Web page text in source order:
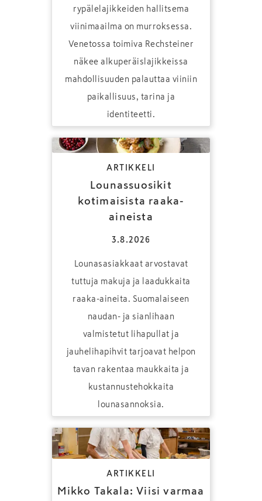
rypälelajikkeiden hallitsema
viinimaailma on murroksessa.
Venetossa toimiva Rechsteiner
näkee alkuperäislajikkeissa
mahdollisuuden palauttaa viiniin
paikallisuus, tarina ja
identiteetti.
ARTIKKELI
Lounassuosikit
kotimaisista raaka-
aineista
3.8.2026
Lounasasiakkaat arvostavat
tuttuja makuja ja laadukkaita
raaka-aineita. Suomalaiseen
naudan- ja sianlihaan
valmistetut lihapullat ja
jauhelihapihvit tarjoavat helpon
tavan rakentaa maukkaita ja
kustannustehokkaita
lounasannoksia.
ARTIKKELI
Mikko Takala: Viisi varmaa